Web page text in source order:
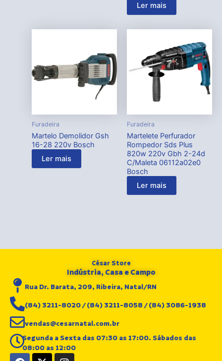
Ler mais
Furadeira
Martelo Demolidor Gsh
16-28 220v Bosch
Ler mais
Furadeira
Martelete Perfurador
Rompedor Sds Plus
820w 220v Gbh 2-24d
C/Maleta 06112a02e0
Bosch
Ler mais
César Store
Indústria, Casa e Campo
Rua Dr. Barata, 209, Ribeira, Natal/RN
(84) 3211-8020 / (84) 3211-8058 / (84) 3086-1938
vendas@cesarnatal.com.br
Segunda a Sexta das 07:30 as 17:00. Sábados das
08:00 as 12:00
F
X
I